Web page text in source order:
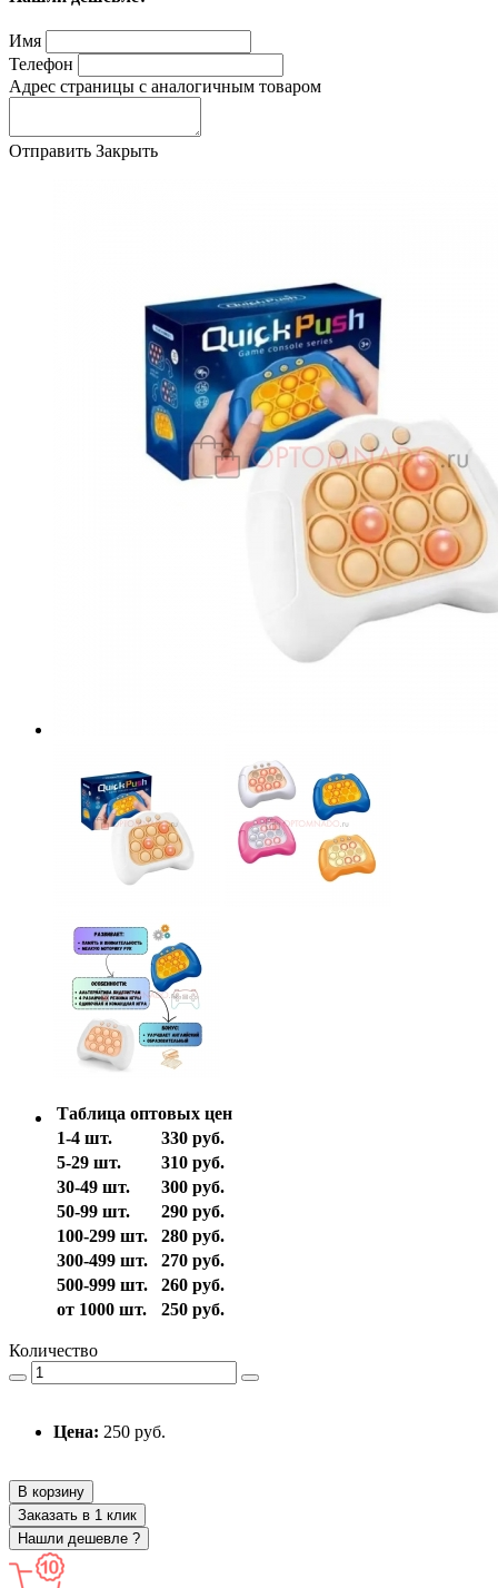
Имя
Телефон
Адрес страницы с аналогичным товаром
Отправить Закрыть
Таблица оптовых цен
1-4 шт.
330 руб.
5-29 шт.
310 руб.
30-49 шт.
300 руб.
50-99 шт.
290 руб.
100-299 шт.
280 руб.
300-499 шт.
270 руб.
500-999 шт.
260 руб.
от 1000 шт.
250 руб.
Количество
Цена: 250 руб.
В корзину
Заказать в 1 клик
Нашли дешевле ?